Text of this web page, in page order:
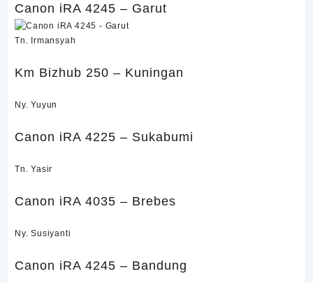
Canon iRA 4245 – Garut
Tn. Irmansyah
Km Bizhub 250 – Kuningan
Ny. Yuyun
Canon iRA 4225 – Sukabumi
Tn. Yasir
Canon iRA 4035 – Brebes
Ny. Susiyanti
Canon iRA 4245 – Bandung